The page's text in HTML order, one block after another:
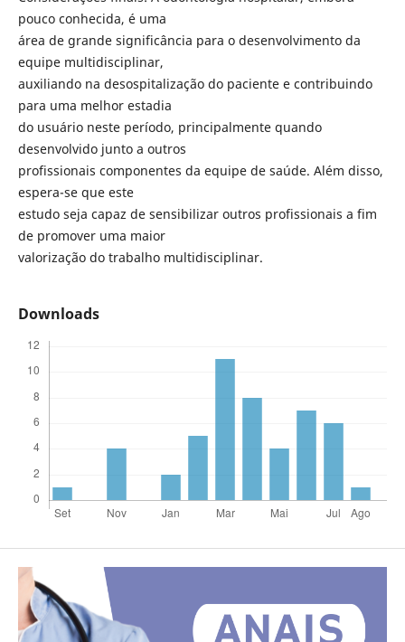
pouco conhecida, é uma
área de grande significância para o desenvolvimento da
equipe multidisciplinar,
auxiliando na desospitalização do paciente e contribuindo
para uma melhor estadia
do usuário neste período, principalmente quando
desenvolvido junto a outros
profissionais componentes da equipe de saúde. Além disso,
espera-se que este
estudo seja capaz de sensibilizar outros profissionais a fim
de promover uma maior
valorização do trabalho multidisciplinar.
Downloads